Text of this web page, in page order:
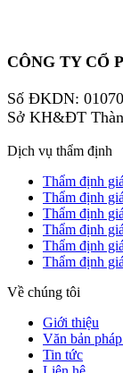
CÔNG TY CỔ
Số ĐKDN:
Sở KH&ĐT
Dịch vụ thẩm định
Thẩm định
Thẩm định
Thẩm định
Thẩm định
Thẩm định
Thẩm định
Về chúng tôi
Giới thiệu
Văn bản
Tin tức